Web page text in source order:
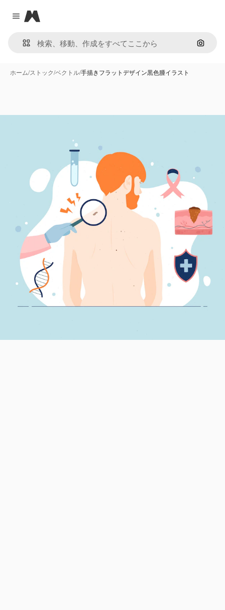
Close menu
Magnific
画像で
ホーム/ストック/ベクトル/手描きフラットデザイン黒色腫イラスト